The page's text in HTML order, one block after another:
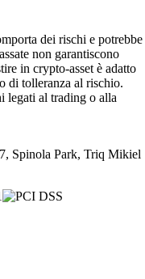
dei rischi e potrebbe
non garantiscono
in crypto-asset è adatto
di tolleranza al rischio.
legati al trading o alla
Spinola Park, Triq Mikiel